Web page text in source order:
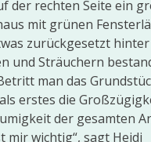
der rechten Seite ein
mit grünen
zurückgesetzt
und Sträuchern
man das
erstes die
der gesamten
mir wichtig“, sagt Heidi